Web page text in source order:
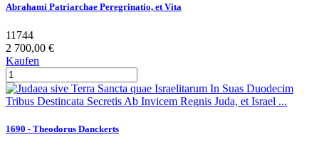
Abrahami Patriarchae Peregrinatio, et Vita
11744
2 700,00 €
Kaufen
1690 - Theodorus Danckerts